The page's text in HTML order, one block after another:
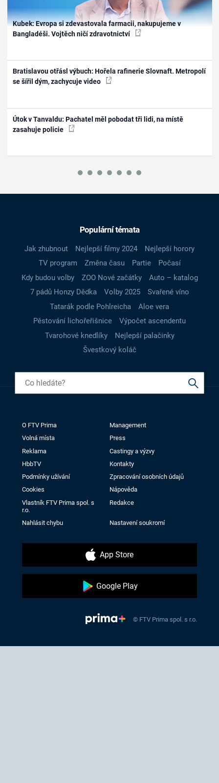
Kubek: Evropa si zdevastovala farmacii, nakupujeme v
Bangladéši. Vojtěch ničí zdravotnictví
Bratislavou otřásl výbuch: Hořela rafinerie Slovnaft. Metropolí
se šířil dým, zachycuje video
Útok v Tanvaldu: Pachatel měl pobodat tři lidi, na místě
zasahuje policie
Populární témata
Jak zhubnout Nejlepší filmy 2024
Nejlepší horory
TV program
Změna času Partie
Počasí
Kdy budou volby
ZOO Nové začátky
Auto – katalog
7 pádů Honzy Dědka
Volby 2025
Svařené víno
Tatarák podle Pohlreicha
Aloe vera
Pěstování lichořeřišnice
Výpočet ascendentu
Tvarohové knedlíky
Nejlepší palačinky
Švestkový koláč
O FTV Prima
Management
Volná místa
Press
Reklama
Castingy a výzvy
HbbTV
Kontakty
Podmínky užívání
Zpracování osobních údajů
Cookies
Nápověda
Vlastník FTV Prima spol. s
r.o.
Redakce
Nahlásit chybu Nastavení soukromí
App Store
Google Play
© FTV Prima spol. s r.o.